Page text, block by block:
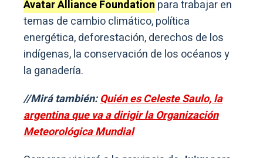
Avatar Alliance Foundation para trabajar en
temas de cambio climático, política
energética, deforestación, derechos de los
indígenas, la conservación de los océanos y
la ganadería.
//Mirá también:Quién es Celeste Saulo, la
argentina que va a dirigir la Organización
Meteorológica Mundial